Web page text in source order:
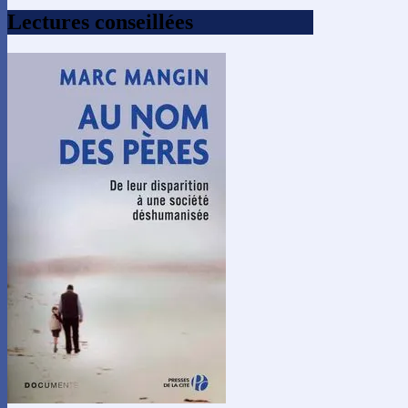
Lectures conseillées